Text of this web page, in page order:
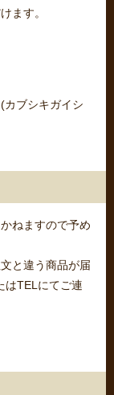
ます。
ブシキガイシ
ねますので予め
と違う商品が届
はTELにてご連